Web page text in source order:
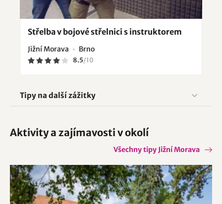
Střelba v bojové střelnici s instruktorem
Jižní Morava Brno
8.5/10
Tipy na další zážitky
Aktivity a zajímavosti v okolí
Všechny tipy Jižní Morava